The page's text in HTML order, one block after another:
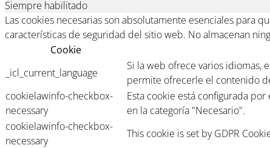
Siempre habilitado
Las cookies necesarias son absolutamente esenciales para
características de seguridad del sitio web. No almacenan
Cookie
_icl_current_language
Si la web ofrece varios idiomas,
permite ofrecerle el contenido
cookielawinfo-checkbox-
necessary
Esta cookie está configurada
en la categoría "Necesario".
cookielawinfo-checkbox-
necessary
This cookie is set by GDPR